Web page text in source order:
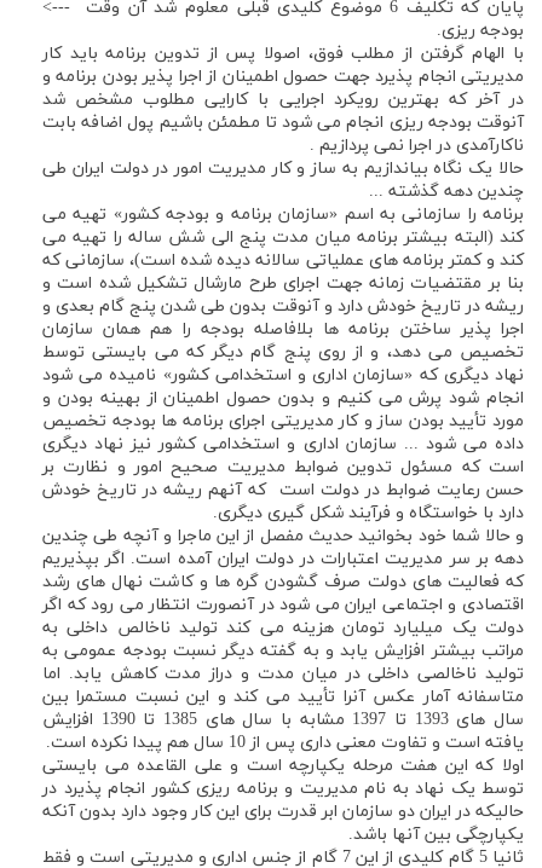
پایان که تکلیف 6 موضوع کلیدی قبلی معلوم شد آن وقت --->
بودجه ریزی.
با الهام گرفتن از مطلب فوق، اصولا پس از تدوین برنامه باید کار
مدیریتی انجام پذیرد جهت حصول اطمینان از اجرا پذیر بودن برنامه و
در آخر که بهترین رویکرد اجرایی با کارایی مطلوب مشخص شد
آنوقت بودجه ریزی انجام می شود تا مطمئن باشیم پول اضافه بابت
ناکارآمدی در اجرا نمی پردازیم .
حالا یک نگاه بیاندازیم به ساز و کار مدیریت امور در دولت ایران طی
چندین دهه گذشته ...
برنامه را سازمانی به اسم «سازمان برنامه و بودجه کشور» تهیه می
کند (البته بیشتر برنامه میان مدت پنج الی شش ساله را تهیه می
کند و کمتر برنامه های عملیاتی سالانه دیده شده است)، سازمانی که
بنا بر مقتضیات زمانه جهت اجرای طرح مارشال تشکیل شده است و
ریشه در تاریخ خودش دارد و آنوقت بدون طی شدن پنج گام بعدی و
اجرا پذیر ساختن برنامه ها بلافاصله بودجه را هم همان سازمان
تخصیص می دهد، و از روی پنج گام دیگر که می بایستی توسط
نهاد دیگری که «سازمان اداری و استخدامی کشور» نامیده می شود
انجام شود پرش می کنیم و بدون حصول اطمینان از بهینه بودن و
مورد تأیید بودن ساز و کار مدیریتی اجرای برنامه ها بودجه تخصیص
داده می شود ... سازمان اداری و استخدامی کشور نیز نهاد دیگری
است که مسئول تدوین ضوابط مدیریت صحیح امور و نظارت بر
حسن رعایت ضوابط در دولت است که آنهم ریشه در تاریخ خودش
دارد با خواستگاه و فرآیند شکل گیری دیگری.
و حالا شما خود بخوانید حدیث مفصل از این ماجرا و آنچه طی چندین
دهه بر سر مدیریت اعتبارات در دولت ایران آمده است. اگر بپذیریم
که فعالیت های دولت صرف گشودن گره ها و کاشت نهال های رشد
اقتصادی و اجتماعی ایران می شود در آنصورت انتظار می رود که اگر
دولت یک میلیارد تومان هزینه می کند تولید ناخالص داخلی به
مراتب بیشتر افزایش یابد و به گفته دیگر نسبت بودجه عمومی به
تولید ناخالصی داخلی در میان مدت و دراز مدت کاهش یابد. اما
متاسفانه آمار عکس آنرا تأیید می کند و این نسبت مستمرا بین
سال های 1393 تا 1397 مشابه با سال های 1385 تا 1390 افزایش
یافته است و تفاوت معنی داری پس از 10 سال هم پیدا نکرده است.
اولا که این هفت مرحله یکپارچه است و علی القاعده می بایستی
توسط یک نهاد به نام مدیریت و برنامه ریزی کشور انجام پذیرد در
حالیکه در ایران دو سازمان ابر قدرت برای این کار وجود دارد بدون آنکه
یکپارچگی بین آنها باشد.
ثانیا 5 گام کلیدی از این 7 گام از جنس اداری و مدیریتی است و فقط